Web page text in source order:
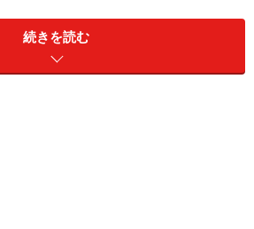
では、一戸建て住宅の場合などと同
専有部分
続きを読む